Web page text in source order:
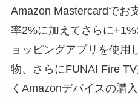
Amazon Mastercardでお
率2%に加えてさらに
ョッピングアプリを使用
物、さらにFUNAI Fire
くAmazonデバイスの購